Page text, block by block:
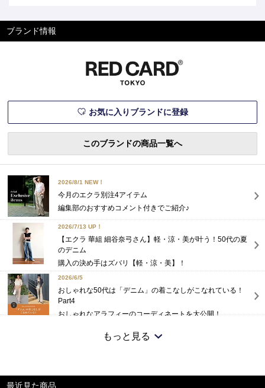
ブランド情報
お気に入りブランドに登録
このブランドの商品一覧へ
2026/8/1 NEW！
今月のエクラ別注4アイテム
編集部のおすすめコメント付きでご紹介♪
2026/7/13 UP！
【エクラ 華組 細谷奈弓さん】軽・涼・美が叶う！50代の夏
のデニム
購入の決め手はズバリ【軽・涼・美】！
2026/6/5
おしゃれな50代は「デニム」の着こなしがこなれている！
Part4
おしゃれなアラフィーのコーディネートを大公開！
気温26度でも快適！軽くて涼しい「RED CARD TOKYO 薄軽
もっと見る
最近見た商品